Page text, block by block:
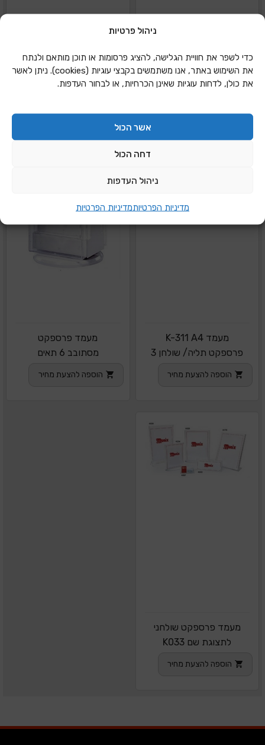
ניהול פרטיות
כדי לשפר את חוויית הגלישה, להציג פרסומות או תוכן מותאם ולנתח
את השימוש באתר, אנו משתמשים בקבצי עוגיות (cookies). ניתן לאשר
את כולן, לדחות עוגיות שאינן הכרחיות, או לבחור העדפות.
אשר הכול
דחה הכול
ניהול העדפות
מדיניות הפרטיותמדיניות הפרטיות
שולחני לתפריט K234
הוספה להצעת מחיר
תליה / שולחן K305
הוספה להצעת מחיר
מעמד K-311 A4
פרספקט תליה/ שולחן 3
הוספה להצעת מחיר
מעמד פרספקט
מסתובב 6 תאים
הוספה להצעת מחיר
מעמד פרספקט שולחני
לתצוגת שם K033
הוספה להצעת מחיר